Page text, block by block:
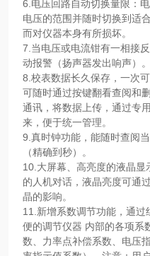
6.电压回路自动切换量限：
电压的范围并随时切换到适
而对仪器本身有所损坏。
7.当电压或电流钳有一相接
动报警（扬声器发出响声）。
8.校表数据长久保存，一次
可随时通过按键翻看查阅和
通讯，将数据上传，通过专
来，便于统一管理。
9.真时钟功能，能随时查阅
（精确到秒）。
10.大屏幕、高亮度的液晶
的人机对话，液晶亮度可通
晶的影响。
11.新增系数调节功能，通
便的调节仪器 内部的各项系
数、力率点补偿系数、电压